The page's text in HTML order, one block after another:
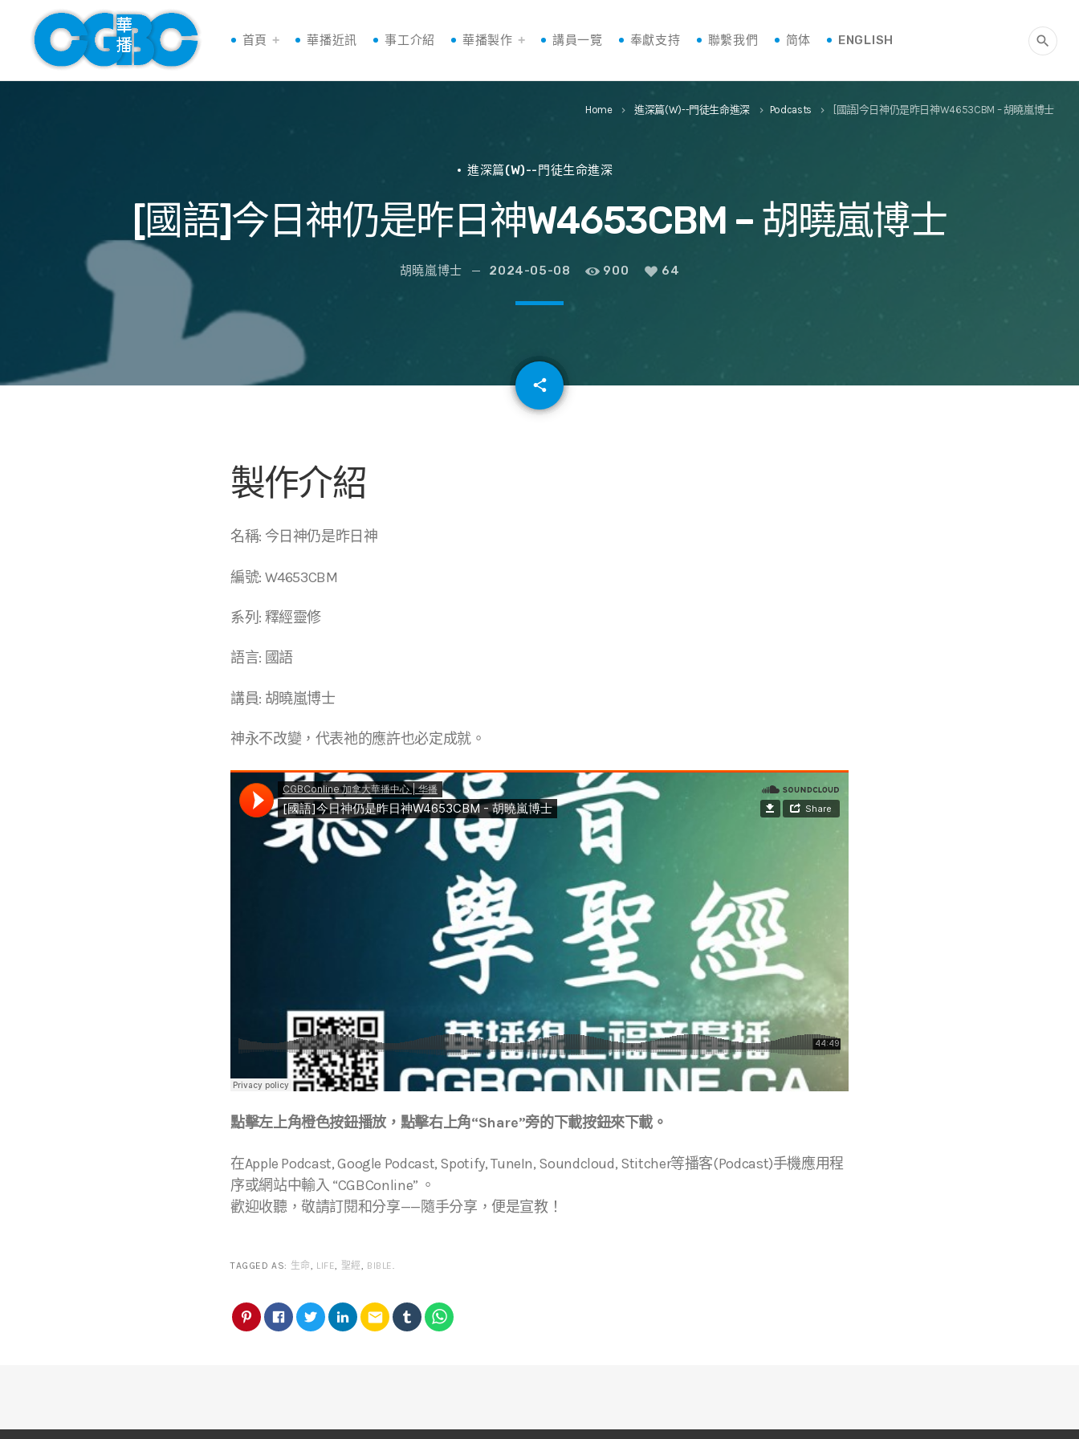
首頁 華播近訊 事工介紹 華播製作 講員一覽 奉獻支持 聯繫我們 简体 ENGLISH search
Home keyboard_arrow_right 進深篇(W)--門徒生命進深 keyboard_arrow_right Podcasts keyboard_arrow_right [國語]今日神仍是昨日神W4653CBM – 胡曉嵐博士
進深篇(W)--門徒生命進深
[國語]今日神仍是昨日神W4653CBM – 胡曉嵐博士
胡曉嵐博士 2024-05-08 900 64
share
email
製作介紹
名稱: 今日神仍是昨日神
編號: W4653CBM
系列: 釋經靈修
語言: 國語
講員: 胡曉嵐博士
神永不改變，代表祂的應許也必定成就。
點擊左上角橙色按鈕播放，點擊右上角“Share”旁的下載按鈕來下載。
在Apple Podcast, Google Podcast, Spotify, TuneIn, Soundcloud, Stitcher等播客(Podcast)手機應用程
序或網站中輸入 “CGBConline” 。
歡迎收聽，敬請訂閱和分享——隨手分享，便是宣教！
TAGGED AS: 生命 LIFE 聖經 BIBLE
email